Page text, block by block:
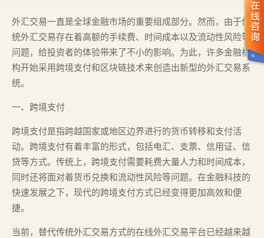
外汇交易一直是全球金融市场的重要组成部分。然而，由于传
统外汇交易存在着高额的手续费、时间成本以及流动性风险等
问题，给投资者的体验带来了不小的影响。为此，许多金融机
构开始采用跨境支付和区块链技术来创造出新型的外汇交易系
统。
一、跨境支付
跨境支付是指跨越国家或地区边界进行的货币转移和支付活
动。跨境支付有着丰富的形式，包括电汇、支票、信用证、信
贷等方式。传统上，跨境支付需要耗费大量人力和时间成本，
同时还将面对着货币兑换和流动性风险等问题。在金融科技的
快速发展之下，现代的跨境支付方式已经变得更加高效和便
捷。
当前，替代传统外汇交易方式的在线外汇交易平台已经越来越